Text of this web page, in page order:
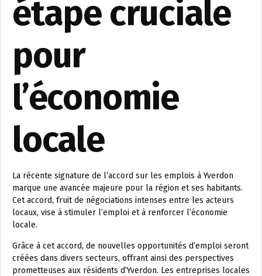
étape cruciale
pour
l’économie
locale
La récente signature de l’accord sur les emplois à Yverdon
marque une avancée majeure pour la région et ses habitants.
Cet accord, fruit de négociations intenses entre les acteurs
locaux, vise à stimuler l’emploi et à renforcer l’économie
locale.
Grâce à cet accord, de nouvelles opportunités d’emploi seront
créées dans divers secteurs, offrant ainsi des perspectives
prometteuses aux résidents d’Yverdon. Les entreprises locales